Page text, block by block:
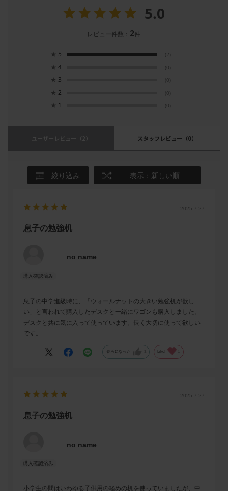
5.0
レビュー件数： 2件
★ 5 (2)
★ 4 (0)
★ 3 (0)
★ 2 (0)
★ 1 (0)
ユーザーレビュー （2） スタッフレビュー （0）
絞り込み 表示：新しい順
2025.7.27
息子の勉強机
no name
息子の中学進級時に、「ウォールナットの大きい勉強机が欲し
い」と言われて購入したデスクと一緒にワゴンも購入しました。
デスクと共に気に入って使っています。長く大切に使って欲しい
です。
参考になった Like!
2025.7.27
息子の勉強机
no name
小学生の間はいわゆる子供用の軽めの机を使っていましたが、中